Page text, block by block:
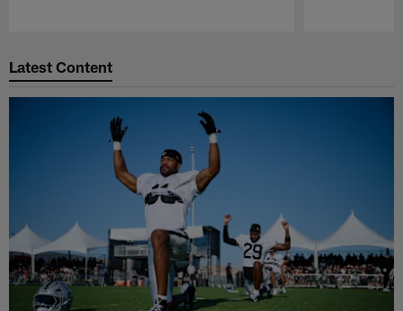
Latest Content